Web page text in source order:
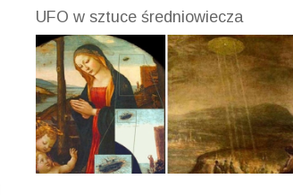
UFO w sztuce średniowiecza